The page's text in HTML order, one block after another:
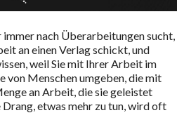
nach Überarbeitungen sucht,
an einen Verlag schickt, und
weil Sie mit Ihrer Arbeit im
von Menschen umgeben, die mit
an Arbeit, die sie geleistet
etwas mehr zu tun, wird oft